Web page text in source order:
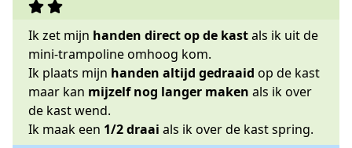
Ik zet mijn handen direct op de kastals ik uit de
mini-trampoline omhoog kom.
Ik plaats mijn handen altijd gedraaid op de kast
maar kan mijzelf nog langer maken als ik over
de kast wend.
Ik maak een 1/2 draai als ik over de kast spring.